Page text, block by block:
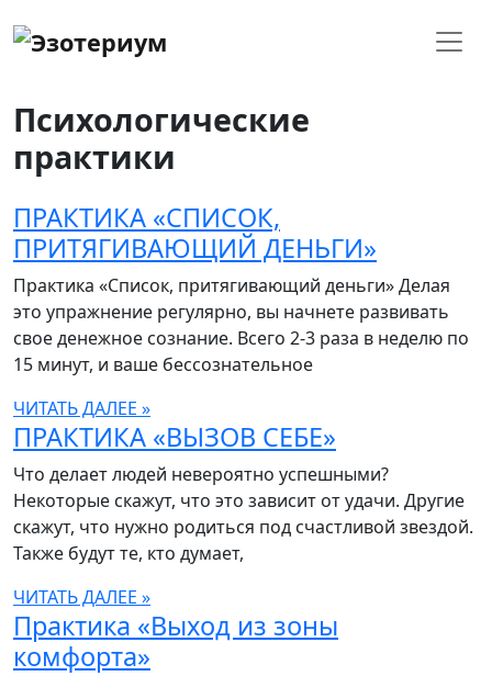
Психологические
практики
ПРАКТИКА «СПИСОК,
ПРИТЯГИВАЮЩИЙ ДЕНЬГИ»
Практика «Список, притягивающий деньги» Делая
это упражнение регулярно, вы начнете развивать
свое денежное сознание. Всего 2-3 раза в неделю по
15 минут, и ваше бессознательное
ЧИТАТЬ ДАЛЕЕ »
ПРАКТИКА «ВЫЗОВ СЕБЕ»
Что делает людей невероятно успешными?
Некоторые скажут, что это зависит от удачи. Другие
скажут, что нужно родиться под счастливой звездой.
Также будут те, кто думает,
ЧИТАТЬ ДАЛЕЕ »
Практика «Выход из зоны
комфорта»